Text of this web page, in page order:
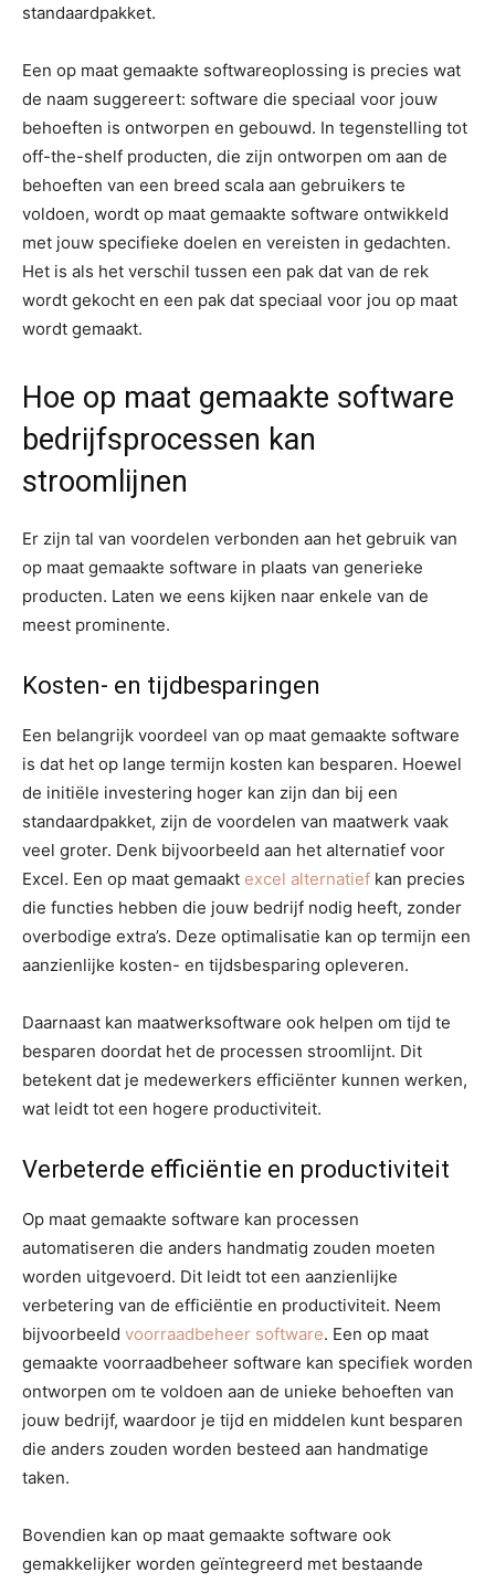
standaardpakket.
Een op maat gemaakte softwareoplossing is precies wat
de naam suggereert: software die speciaal voor jouw
behoeften is ontworpen en gebouwd. In tegenstelling tot
off-the-shelf producten, die zijn ontworpen om aan de
behoeften van een breed scala aan gebruikers te
voldoen, wordt op maat gemaakte software ontwikkeld
met jouw specifieke doelen en vereisten in gedachten.
Het is als het verschil tussen een pak dat van de rek
wordt gekocht en een pak dat speciaal voor jou op maat
wordt gemaakt.
Hoe op maat gemaakte software
bedrijfsprocessen kan
stroomlijnen
Er zijn tal van voordelen verbonden aan het gebruik van
op maat gemaakte software in plaats van generieke
producten. Laten we eens kijken naar enkele van de
meest prominente.
Kosten- en tijdbesparingen
Een belangrijk voordeel van op maat gemaakte software
is dat het op lange termijn kosten kan besparen. Hoewel
de initiële investering hoger kan zijn dan bij een
standaardpakket, zijn de voordelen van maatwerk vaak
veel groter. Denk bijvoorbeeld aan het alternatief voor
Excel. Een op maat gemaakt excel alternatief kan precies
die functies hebben die jouw bedrijf nodig heeft, zonder
overbodige extra’s. Deze optimalisatie kan op termijn een
aanzienlijke kosten- en tijdsbesparing opleveren.
Daarnaast kan maatwerksoftware ook helpen om tijd te
besparen doordat het de processen stroomlijnt. Dit
betekent dat je medewerkers efficiënter kunnen werken,
wat leidt tot een hogere productiviteit.
Verbeterde efficiëntie en productiviteit
Op maat gemaakte software kan processen
automatiseren die anders handmatig zouden moeten
worden uitgevoerd. Dit leidt tot een aanzienlijke
verbetering van de efficiëntie en productiviteit. Neem
bijvoorbeeld voorraadbeheer software. Een op maat
gemaakte voorraadbeheer software kan specifiek worden
ontworpen om te voldoen aan de unieke behoeften van
jouw bedrijf, waardoor je tijd en middelen kunt besparen
die anders zouden worden besteed aan handmatige
taken.
Bovendien kan op maat gemaakte software ook
gemakkelijker worden geïntegreerd met bestaande